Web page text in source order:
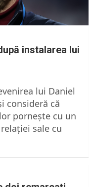
instalarea lui
lui Daniel
consideră că
porneşte cu un
sale cu